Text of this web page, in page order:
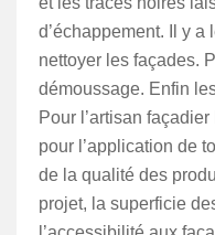
d’échappement. Il y a
nettoyer les façades.
démoussage. Enfin
Pour l’artisan
pour l’application de
de la qualité des
projet, la superficie